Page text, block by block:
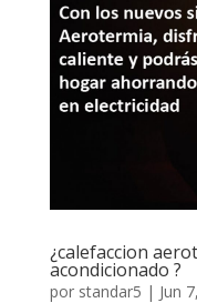
¿calefaccion
acondicionado ?
por standar5 | Jun